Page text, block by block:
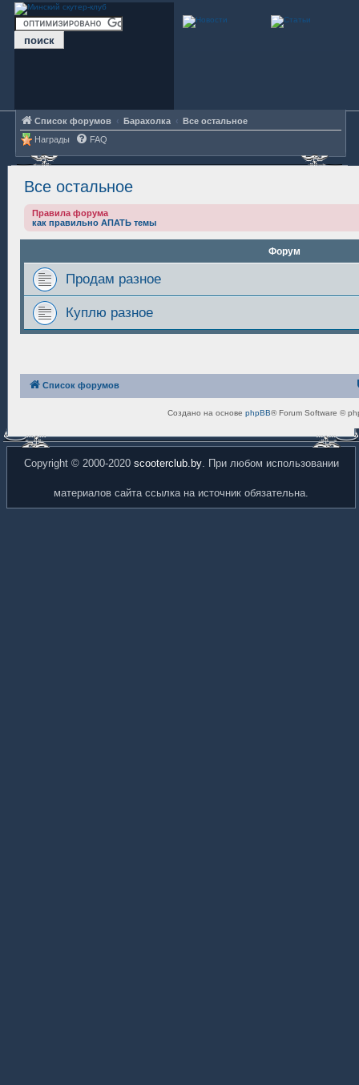
Список форумов Барахолка
Все остальное
Награды
FAQ
Все остальное
Правила форума
как правильно АПАТЬ темы
Форум
Продам разное
Куплю разное
Список форумов
Создано на основе phpBB® Forum Software ©
Copyright © 2000-2020 scooterclub.by. При любом использовании
материалов сайта ссылка на источник обязательна.